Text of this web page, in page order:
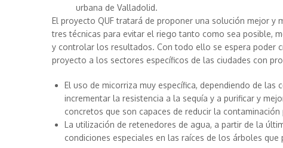
urbana de Valladolid.
El proyecto QUF tratará de proponer una solución mejor y
tres técnicas para evitar el riego tanto como sea posible,
y controlar los resultados. Con todo ello se espera poder
proyecto a los sectores específicos de las ciudades con
El uso de micorriza muy específica, dependiendo de
incrementar la resistencia a la sequía y a purificar y
concretos que son capaces de reducir la
La utilización de retenedores de agua, a partir de la
condiciones especiales en las raíces de los árboles